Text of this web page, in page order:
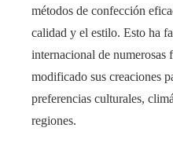
métodos de confección
calidad y el estilo. Esto ha
internacional de numerosas
modificado sus creaciones
preferencias culturales,
regiones.